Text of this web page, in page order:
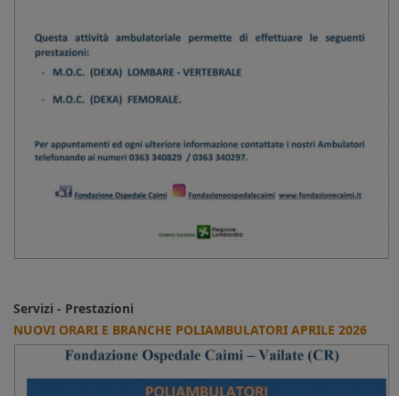
Servizi - Prestazioni
NUOVI ORARI E BRANCHE POLIAMBULATORI APRILE 2026